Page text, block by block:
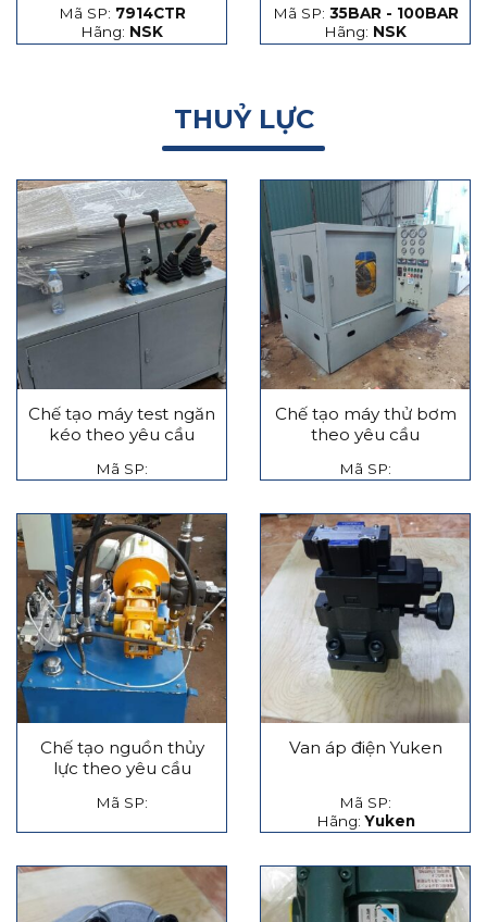
Mã SP: 7914CTR
Hãng: NSK
hạt thép và hạt gốm
Mã SP: 35BAR - 100BAR
Hãng: NSK
THUỶ LỰC
Chế tạo máy test ngăn
kéo theo yêu cầu
Mã SP:
Chế tạo máy thử bơm
theo yêu cầu
Mã SP:
Chế tạo nguồn thủy
lực theo yêu cầu
Mã SP:
Van áp điện Yuken
Mã SP:
Hãng:Yuken